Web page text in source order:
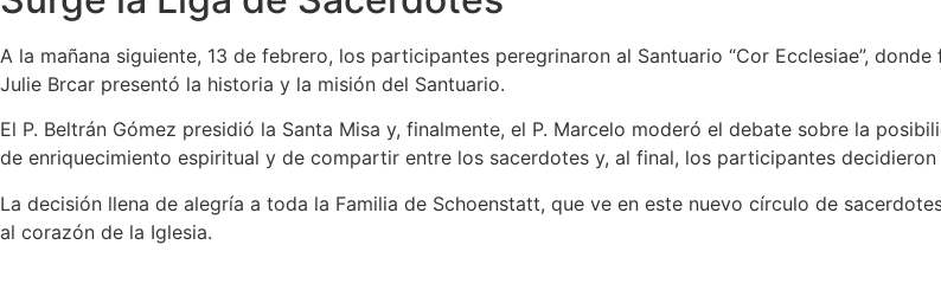
A la mañana siguiente, 13 de febrero, los participantes peregrinaron al Santuario “Cor Ecclesiae”,
Julie Brcar presentó la historia y la misión del Santuario.
El P. Beltrán Gómez presidió la Santa Misa y, finalmente, el P. Marcelo moderó el debate sobre la
de enriquecimiento espiritual y de compartir entre los sacerdotes y, al final, los participantes
La decisión llena de alegría a toda la Familia de Schoenstatt, que ve en este nuevo círculo de
al corazón de la Iglesia.